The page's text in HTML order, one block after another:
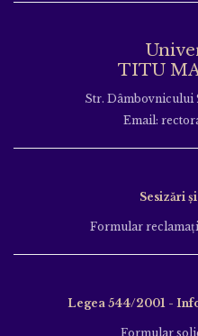
TITU
Str. Dâmbovnicului
Email:
Sesizări
Formular
Legea 544/2001 -
Formular